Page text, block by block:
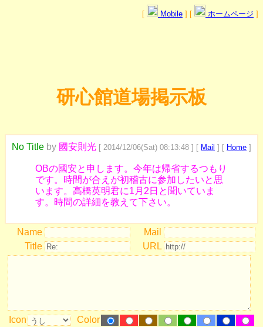
[ Mobile ] [ ホームページ ]
研心館道場掲示板
No Title by 國安則光 [ 2014/12/06(Sat) 08:13:48 ] [ Mail ] [ Home ]
OBの國安と申します。今年は帰省するつもり
です。時間が合えが初稽古に参加したいと思
います。高橋英明君に1月2日と聞いていま
す。時間の詳細を教えて下さい。
Name
Mail
Title
URL
Icon
Color